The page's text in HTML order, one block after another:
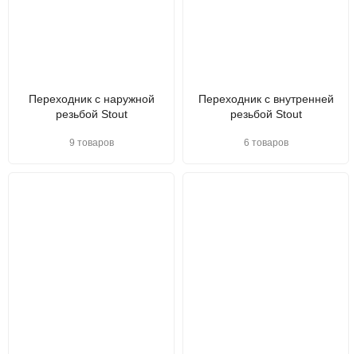
Переходник с наружной
резьбой Stout
9 товаров
Переходник с внутренней
резьбой Stout
6 товаров